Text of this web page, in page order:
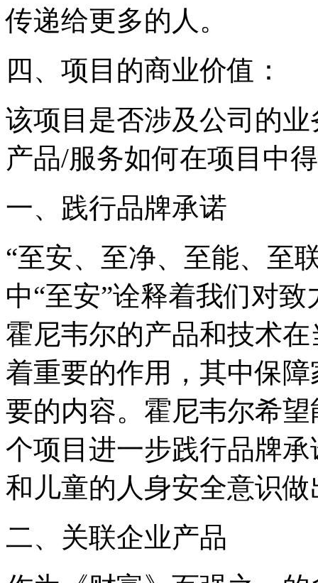
传递给更多的人。
四、项目的商业价值：
该项目是否涉及公司的
产品/服务如何在项目中
一、践行品牌承诺
“至安、至净、至能、至
中“至安”诠释着我们对
霍尼韦尔的产品和技术
着重要的作用，其中保
要的内容。霍尼韦尔希
个项目进一步践行品牌
和儿童的人身安全意识
二、关联企业产品